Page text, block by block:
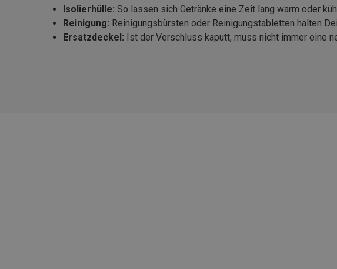
Isolierhülle: So lassen sich Getränke eine Zeit lang warm oder
Reinigung: Reinigungsbürsten oder Reinigungstabletten halten
Ersatzdeckel: Ist der Verschluss kaputt, muss nicht immer eine